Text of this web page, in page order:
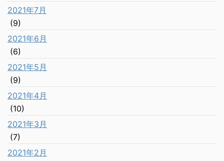
2021年7月
(9)
2021年6月
(6)
2021年5月
(9)
2021年4月
(10)
2021年3月
(7)
2021年2月